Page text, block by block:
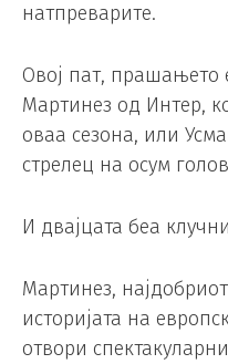
натпреварите.
Овој пат, прашањето
Мартинез од Интер,
оваа сезона, или
стрелец на осум
И двајцата беа
Мартинез,
историјата на
отвори